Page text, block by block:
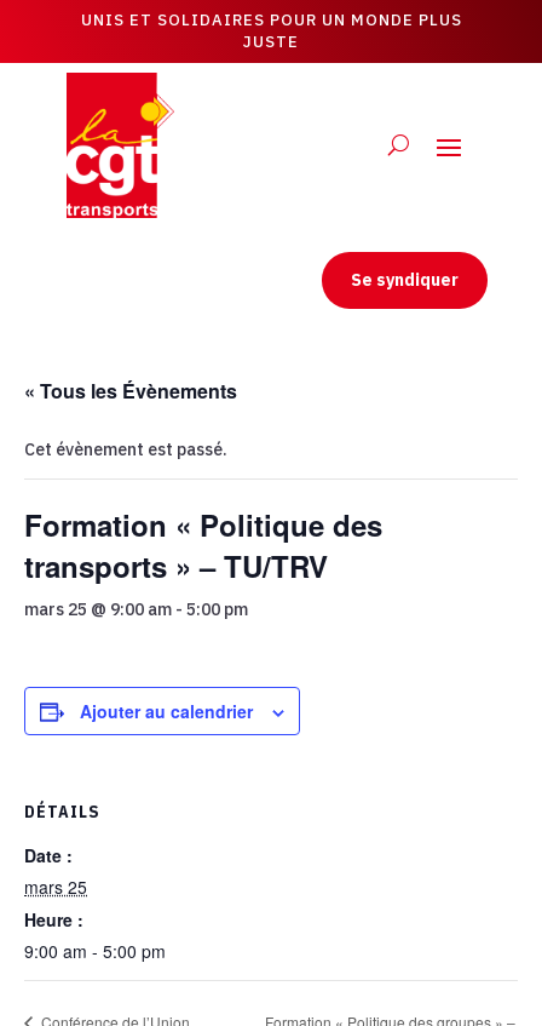
UNIS ET SOLIDAIRES POUR UN MONDE PLUS
JUSTE
Se syndiquer
« Tous les Évènements
Cet évènement est passé.
Formation « Politique des
transports » – TU/TRV
mars 25 @ 9:00 am - 5:00 pm
Ajouter au calendrier
DÉTAILS
Date :
mars 25
Heure :
9:00 am - 5:00 pm
Formation « Politique des groupes » –